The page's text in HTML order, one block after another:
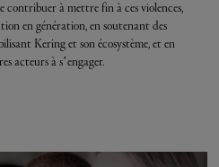
DURABLE
contribuer à mettre fin à ces violences,
en génération, en soutenant des
Kering et son écosystème, et en
acteurs à s’engager.